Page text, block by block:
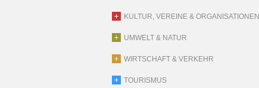
KULTUR, VEREINE & ORGANISATIONEN
UMWELT & NATUR
WIRTSCHAFT & VERKEHR
TOURISMUS